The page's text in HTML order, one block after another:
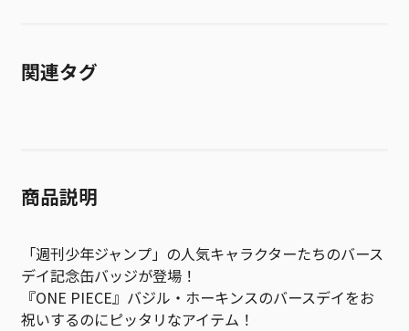
関連タグ
商品説明
「週刊少年ジャンプ」の人気キャラクターたちのバース
デイ記念缶バッジが登場！
『ONE PIECE』バジル・ホーキンスのバースデイをお
祝いするのにピッタリなアイテム！